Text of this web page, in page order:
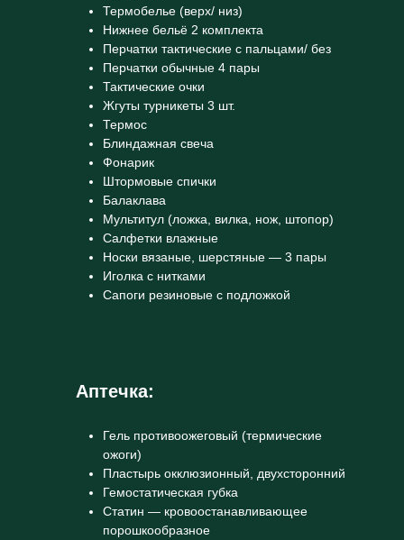
Термобелье (верх/ низ)
Нижнее бельё 2 комплекта
Перчатки тактические с пальцами/ без
Перчатки обычные 4 пары
Тактические очки
Жгуты турникеты 3 шт.
Термос
Блиндажная свеча
Фонарик
Штормовые спички
Балаклава
Мультитул (ложка, вилка, нож, штопор)
Салфетки влажные
Носки вязаные, шерстяные — 3 пары
Иголка с нитками
Сапоги резиновые с подложкой
Гель противоожеговый (термические
ожоги)
Пластырь окклюзионный, двухсторонний
Гемостатическая губка
Статин — кровоостанавливающее
порошкообразное
Аптечка: